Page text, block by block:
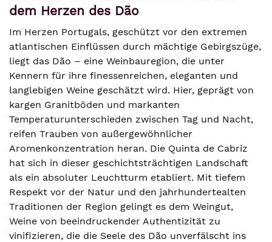
dem Herzen des Dão
Im Herzen Portugals, geschützt vor den extremen
atlantischen Einflüssen durch mächtige Gebirgszüge,
liegt das Dão – eine Weinbauregion, die unter
Kennern für ihre finessenreichen, eleganten und
langlebigen Weine geschätzt wird. Hier, geprägt von
kargen Granitböden und markanten
Temperaturunterschieden zwischen Tag und Nacht,
reifen Trauben von außergewöhnlicher
Aromenkonzentration heran. Die Quinta de Cabriz
hat sich in dieser geschichtsträchtigen Landschaft
als ein absoluter Leuchtturm etabliert. Mit tiefem
Respekt vor der Natur und den jahrhundertealten
Traditionen der Region gelingt es dem Weingut,
Weine von beeindruckender Authentizität zu
vinifizieren, die die Seele des Dão unverfälscht ins